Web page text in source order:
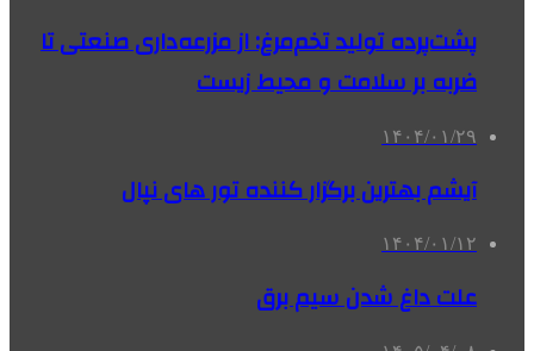
پشت‌پرده تولید تخم‌مرغ: از مزرعه‌داری صنعتی تا
ضربه بر سلامت و محیط زیست
۱۴۰۴/۰۱/۲۹
آیشم بهترین برگزار کننده تور های نپال
۱۴۰۴/۰۱/۱۲
علت داغ شدن سیم برق